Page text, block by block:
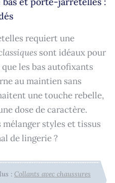
requiert une
sont idéaux pour
les bas autofixants
au maintien sans
une touche rebelle,
dose de caractère.
mélanger styles et tissus
de lingerie ?
: Collants avec chaussures